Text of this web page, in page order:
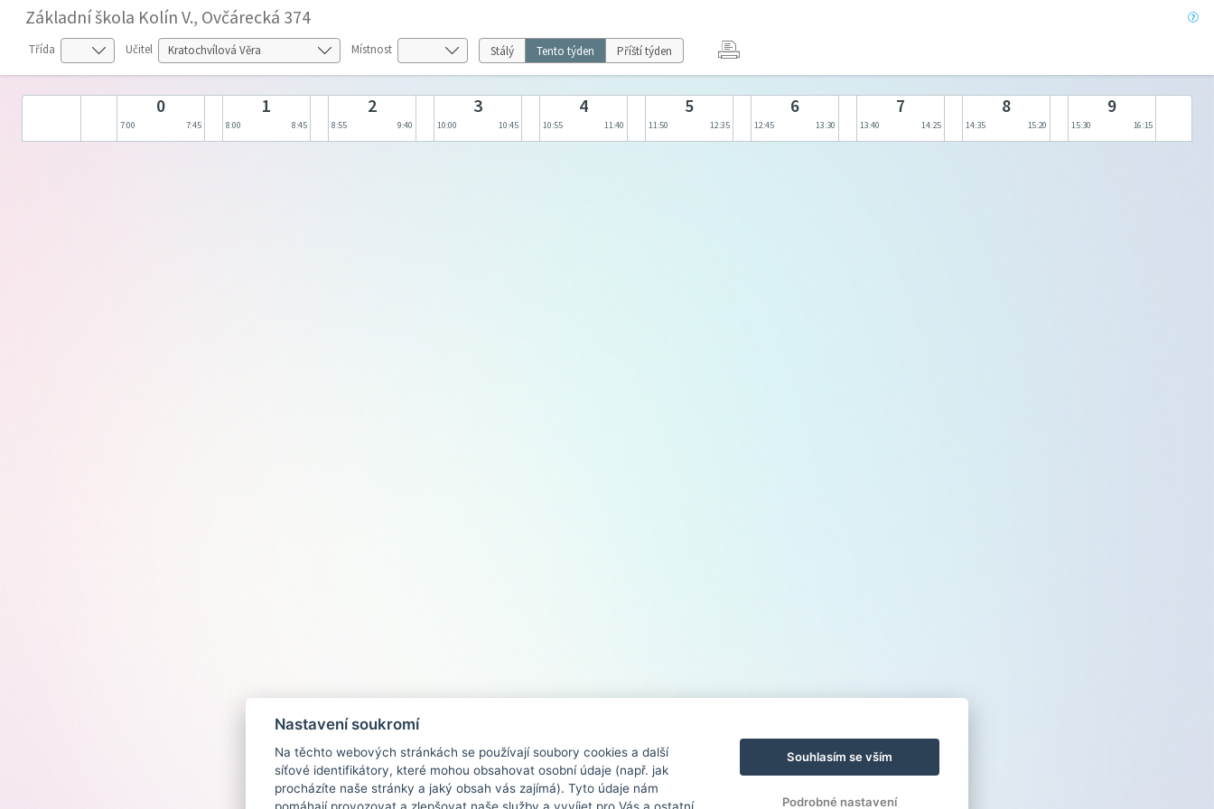
Základní škola Kolín V., Ovčárecká 374
Třída Učitel Místnost Stálý Tento týden Příští týden
0
7:00 7:45
1
8:00 8:45
2
8:55 9:40
3
10:00 10:45
4
10:55 11:40
5
11:50 12:35
6
12:45 13:30
7
13:40 14:25
8
14:35 15:20
9
15:30 16:15
Nastavení soukromí
Na těchto webových stránkách se používají soubory cookies a další
síťové identifikátory, které mohou obsahovat osobní údaje (např. jak
procházíte naše stránky a jaký obsah vás zajímá). Tyto údaje nám
Souhlasím se vším
Podrobné nastavení